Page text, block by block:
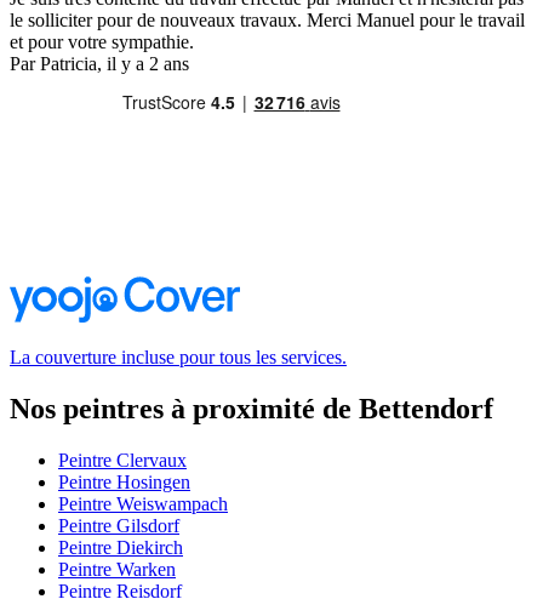
le solliciter pour de nouveaux travaux. Merci Manuel pour le travail
et pour votre sympathie.
Par Patricia, il y a 2 ans
La couverture incluse pour tous les services.
Nos peintres à proximité de Bettendorf
Peintre Clervaux
Peintre Hosingen
Peintre Weiswampach
Peintre Gilsdorf
Peintre Diekirch
Peintre Warken
Peintre Reisdorf